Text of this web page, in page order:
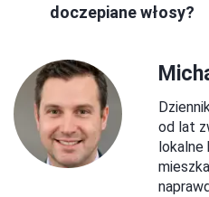
doczepiane włosy?
od lat
lokalne